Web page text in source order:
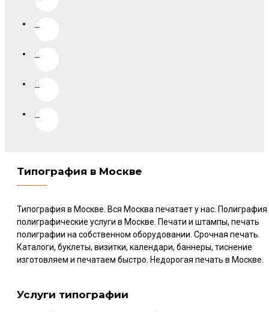
Типография в Москве
Типография в Москве. Вся Москва печатает у нас. Полиграфия
полиграфические услуги в Москве. Печати и штампы, печать
полиграфии на собственном оборудовании. Срочная печать.
Каталоги, буклеты, визитки, календари, баннеры, тиснение
изготовляем и печатаем быстро. Недорогая печать в Москве.
Услуги типографии